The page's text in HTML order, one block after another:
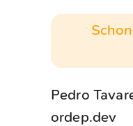
Pedro
ordep.dev